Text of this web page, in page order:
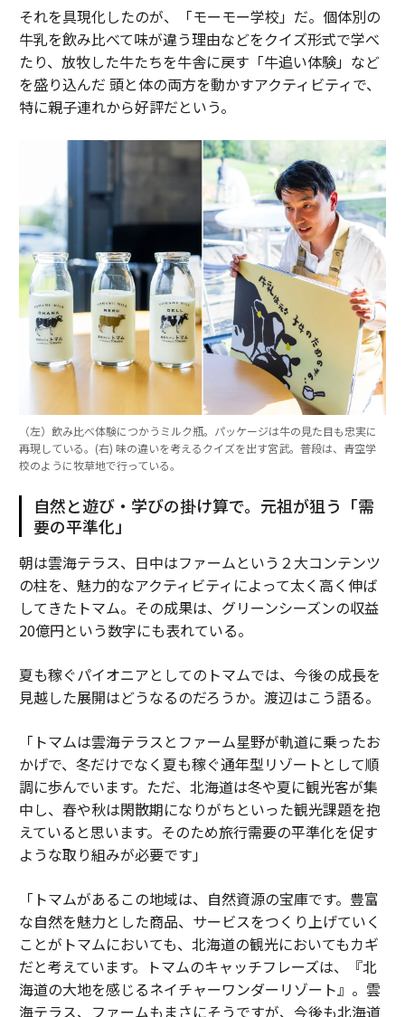
それを具現化したのが、「モーモー学校」だ。個体別の
牛乳を飲み比べて味が違う理由などをクイズ形式で学べ
たり、放牧した牛たちを牛舎に戻す「牛追い体験」など
を盛り込んだ 頭と体の両方を動かすアクティビティで、
特に親子連れから好評だという。
（左）飲み比べ体験につかうミルク瓶。パッケージは牛の見た目も忠実に
再現している。(右) 味の違いを考えるクイズを出す宮武。普段は、青空学
校のように牧草地で行っている。
自然と遊び・学びの掛け算で。元祖が狙う「需
要の平準化」
朝は雲海テラス、日中はファームという２大コンテンツ
の柱を、魅力的なアクティビティによって太く高く伸ば
してきたトマム。その成果は、グリーンシーズンの収益
20億円という数字にも表れている。
夏も稼ぐパイオニアとしてのトマムでは、今後の成長を
見越した展開はどうなるのだろうか。渡辺はこう語る。
「トマムは雲海テラスとファーム星野が軌道に乗ったお
かげで、冬だけでなく夏も稼ぐ通年型リゾートとして順
調に歩んでいます。ただ、北海道は冬や夏に観光客が集
中し、春や秋は閑散期になりがちといった観光課題を抱
えていると思います。そのため旅行需要の平準化を促す
ような取り組みが必要です」
「トマムがあるこの地域は、自然資源の宝庫です。豊富
な自然を魅力とした商品、サービスをつくり上げていく
ことがトマムにおいても、北海道の観光においてもカギ
だと考えています。トマムのキャッチフレーズは、『北
海道の大地を感じるネイチャーワンダーリゾート』。雲
海テラス、ファームもまさにそうですが、今後も北海道